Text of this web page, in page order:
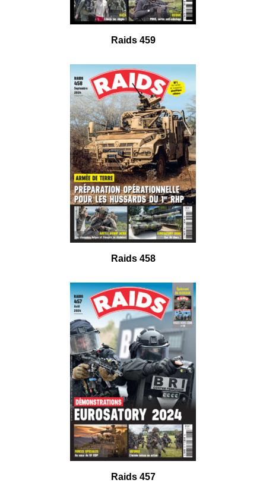
Raids 459
Raids 458
Raids 457